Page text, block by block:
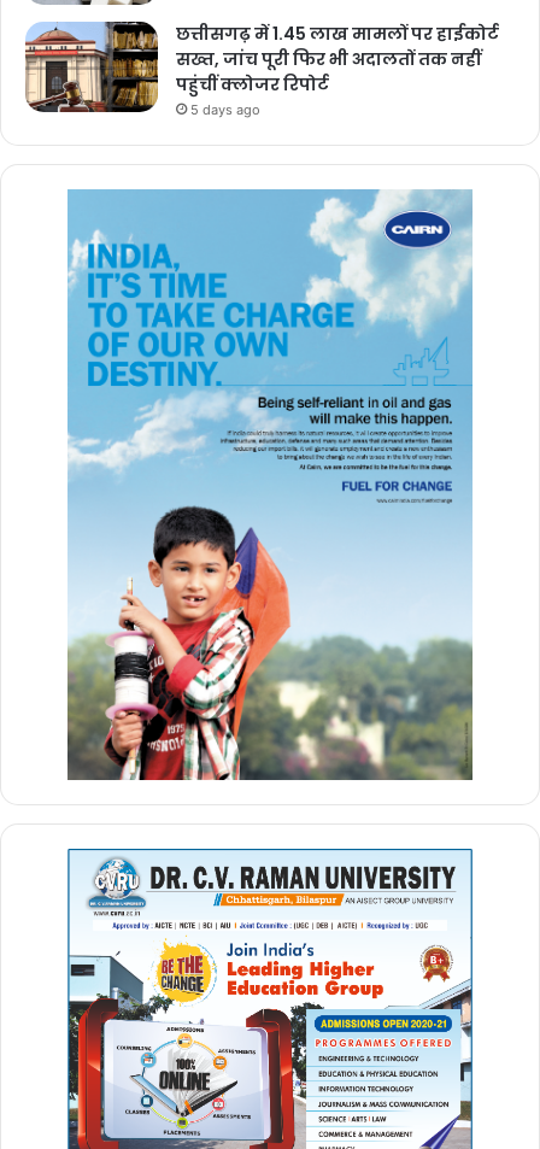
छत्तीसगढ़ में 1.45 लाख मामलों पर हाईकोर्ट
सख्त, जांच पूरी फिर भी अदालतों तक नहीं
पहुंचीं क्लोजर रिपोर्ट
5 days ago